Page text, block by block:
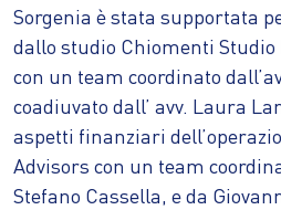
Sorgenia è stata supportata
dallo studio Chiomenti
con un team coordinato
coadiuvato dall’ avv. Laura
aspetti finanziari
Advisors con un team
Stefano Cassella, e da